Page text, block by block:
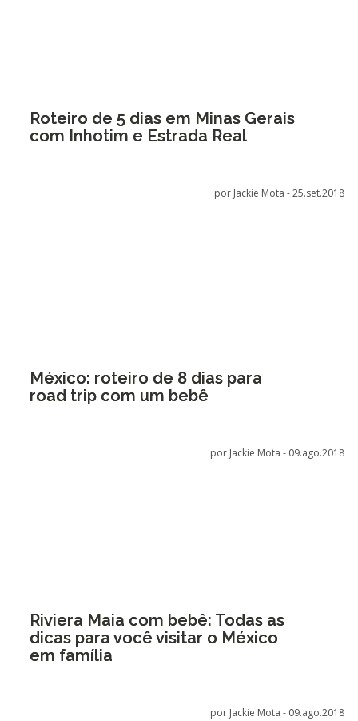
Roteiro de 5 dias em Minas Gerais
com Inhotim e Estrada Real
por Jackie Mota -25.set.2018
México: roteiro de 8 dias para
road trip com um bebê
por Jackie Mota - 09.ago.2018
Riviera Maia com bebê: Todas as
dicas para você visitar o México
em família
por Jackie Mota - 09.ago.2018